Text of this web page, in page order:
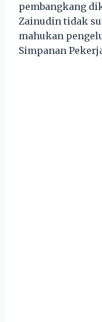
pembangkang
Zainudin tidak
mahukan
Simpanan